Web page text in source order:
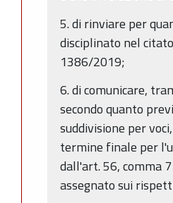
5. di rinviare per
disciplinato nel
1386/2019;
6. di comunicare,
secondo quanto
suddivisione per
termine finale per
dall'art. 56, comma
assegnato sui